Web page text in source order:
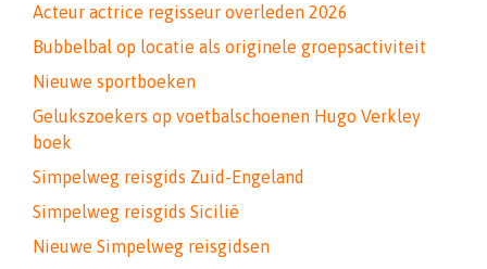
Acteur actrice regisseur overleden 2026
Bubbelbal op locatie als originele groepsactiviteit
Nieuwe sportboeken
Gelukszoekers op voetbalschoenen Hugo Verkley
boek
Simpelweg reisgids Zuid-Engeland
Simpelweg reisgids Sicilië
Nieuwe Simpelweg reisgidsen